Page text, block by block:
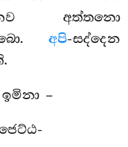
අත්තනො
අපි-සද්දෙන
–